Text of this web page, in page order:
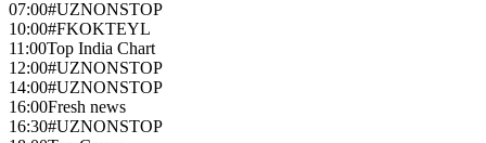
07:00#UZNONSTOP
10:00#FKOKTEYL
11:00Top India Chart
12:00#UZNONSTOP
14:00#UZNONSTOP
16:00Fresh news
16:30#UZNONSTOP